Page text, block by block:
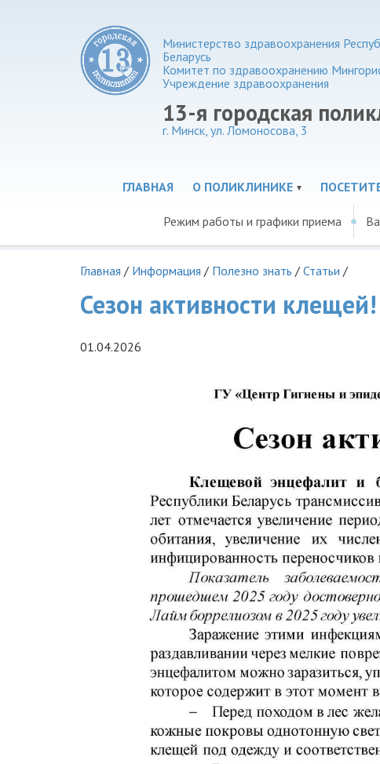
Министерство здравоохранения
Беларусь
Комитет по здравоохранению
Учреждение здравоохранения
13-я городская
г. Минск, ул. Ломоносова, 3
ГЛАВНАЯ О ПОЛИКЛИНИКЕ
Режим работы и графики приема
Главная / Информация / Полезно знать / Статьи /
Сезон активности клещей!
01.04.2026